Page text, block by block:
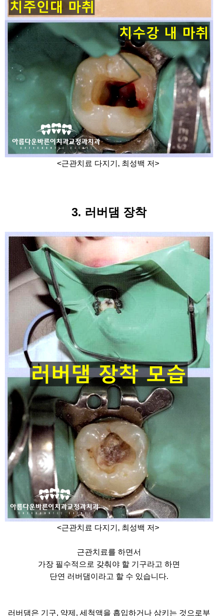
<근관치료 다지기, 최성백 저>
3. 러버댐 장착
<근관치료 다지기, 최성백 저>
근관치료를 하면서
가장 필수적으로 갖춰야 할 기구라고 하면
단연 러버댐이라고 할 수 있습니다.
러버댐은 기구, 약제, 세척액을 흡입하거나 삼키는 것으로부